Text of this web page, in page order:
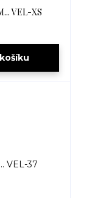
VEL-XS